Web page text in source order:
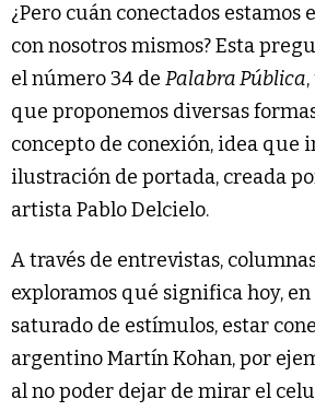
¿Pero cuán conectados estamos
con nosotros mismos? Esta
el número 34 de Palabra Pública
que proponemos diversas
concepto de conexión, idea que
ilustración de portada, creada
artista Pablo Delcielo.
A través de entrevistas,
exploramos qué significa hoy,
saturado de estímulos, estar
argentino Martín Kohan, por
al no poder dejar de mirar el